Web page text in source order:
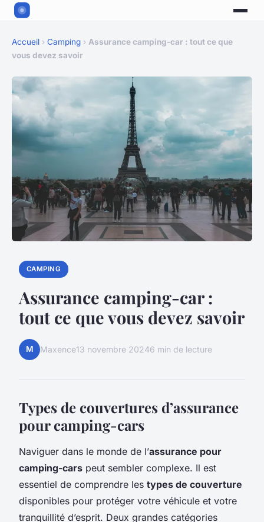
Accueil › Camping › Assurance camping-car : tout ce que
vous devez savoir
CAMPING
Assurance camping-car :
tout ce que vous devez savoir
M Maxence13 novembre 20246 min de lecture
Types de couvertures d’assurance
pour camping-cars
Naviguer dans le monde de l’assurance pour
camping-cars peut sembler complexe. Il est
essentiel de comprendre les types de couverture
disponibles pour protéger votre véhicule et votre
tranquillité d’esprit. Deux grandes catégories